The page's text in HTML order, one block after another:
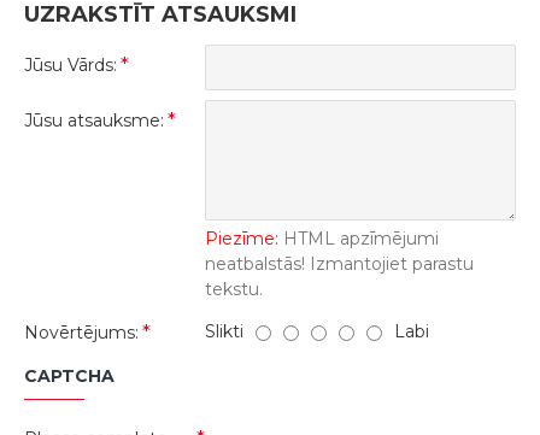
UZRAKSTĪT ATSAUKSMI
Jūsu Vārds:
Jūsu atsauksme:
Piezīme: HTML apzīmējumi
neatbalstās! Izmantojiet parastu
tekstu.
Novērtējums:
Slikti Labi
CAPTCHA